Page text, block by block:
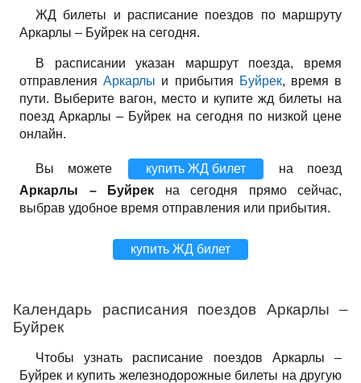
ЖД билеты и расписание поездов по маршруту
Аркарлы – Буйрек на сегодня.
В расписании указан маршрут поезда, время
отправленияАркарлы и прибытия Буйрек, время в
пути. Выберите вагон, место и купите жд билеты на
поезд Аркарлы – Буйрек на сегодня по низкой цене
онлайн.
Вы можете купить ЖД билет
на поезд
Аркарлы – Буйрек на сегодня прямо сейчас,
выбрав удобное время отправления или прибытия.
купить ЖД билет
Календарь расписания поездов Аркарлы –
Буйрек
Чтобы узнать расписание поездов Аркарлы –
Буйрек и купить железнодорожные билеты на другую